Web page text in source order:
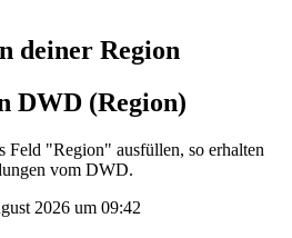
deiner Region
DWD (Region)
Feld "Region" ausfüllen, so erhalten
vom DWD.
2026 um 09:42